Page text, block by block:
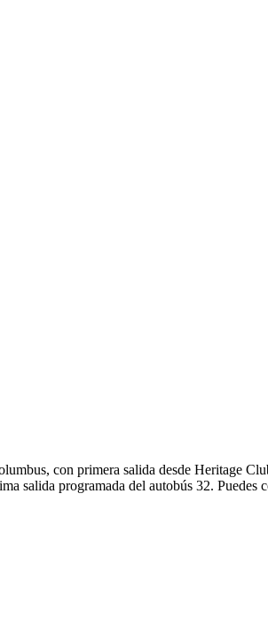
con primera salida desde Heritage
salida programada del autobús 32.